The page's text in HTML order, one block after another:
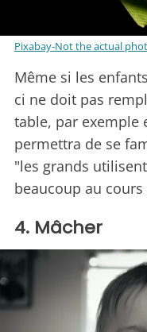
Pixabay-Not the actual
Même si les
ci ne doit pas
table, par exemple
permettra de se
"les grands
beaucoup au
4. Mâcher